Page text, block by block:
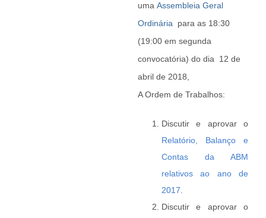
uma Assembleia Geral
Ordináriapara as 18:30
(19:00 em segunda
convocatória) do dia 12 de
abril de 2018,
A Ordem de Trabalhos:
Discutir e aprovar o
Relatório, Balanço e
Contas da ABM
relativos ao ano de
2017.
Discutir e aprovar o